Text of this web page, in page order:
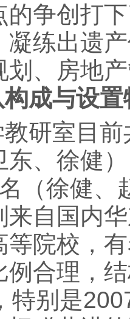
的争创打
凝练出遗
划、房地
构成与设
教研室目
东、徐健
（徐健、
来自国内
等院校，
例合理，
特别是